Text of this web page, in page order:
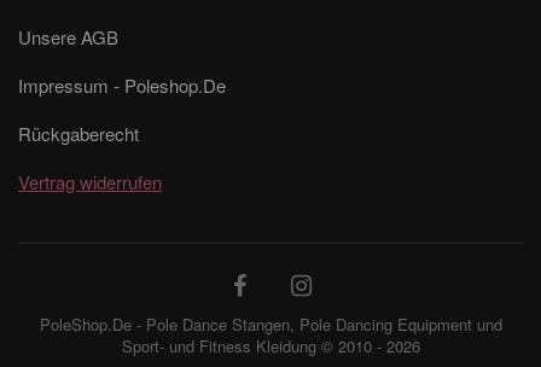
Unsere AGB
Impressum - Poleshop.De
Rückgaberecht
Vertrag widerrufen
PoleShop.De - Pole Dance Stangen, Pole Dancing Equipment und
Sport- und Fitness Kleidung © 2010 - 2026